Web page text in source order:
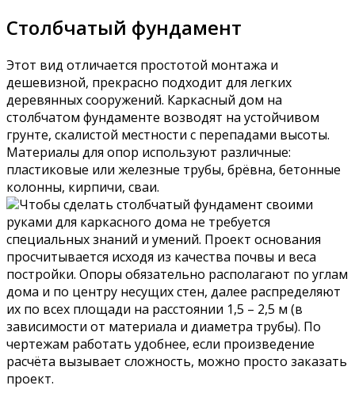
Столбчатый фундамент
Этот вид отличается простотой монтажа и
дешевизной, прекрасно подходит для легких
деревянных сооружений. Каркасный дом на
столбчатом фундаменте возводят на устойчивом
грунте, скалистой местности с перепадами высоты.
Материалы для опор используют различные:
пластиковые или железные трубы, брёвна, бетонные
колонны, кирпичи, сваи.
Чтобы сделать столбчатый фундамент своими
руками для каркасного дома не требуется
специальных знаний и умений. Проект основания
просчитывается исходя из качества почвы и веса
постройки. Опоры обязательно располагают по углам
дома и по центру несущих стен, далее распределяют
их по всех площади на расстоянии 1,5 – 2,5 м (в
зависимости от материала и диаметра трубы). По
чертежам работать удобнее, если произведение
расчёта вызывает сложность, можно просто заказать
проект.